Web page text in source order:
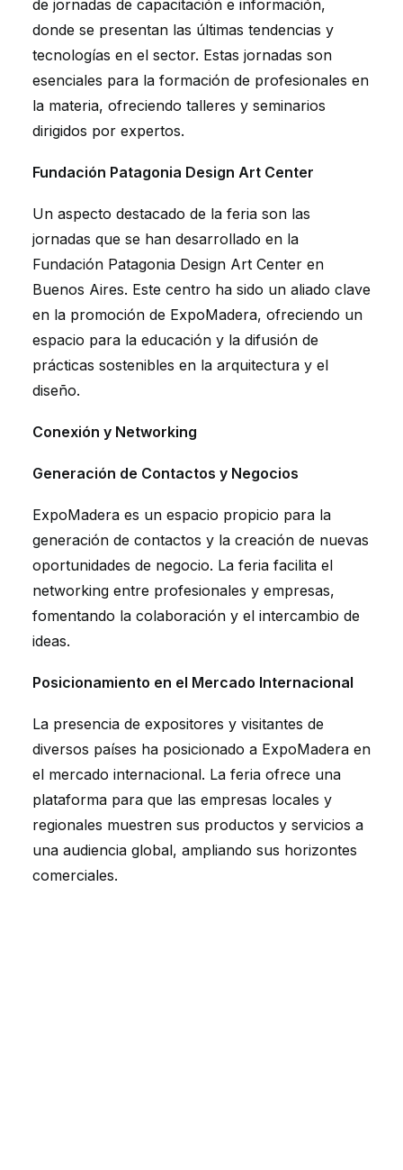
de jornadas de capacitación e información,
donde se presentan las últimas tendencias y
tecnologías en el sector. Estas jornadas son
esenciales para la formación de profesionales en
la materia, ofreciendo talleres y seminarios
dirigidos por expertos.
Fundación Patagonia Design Art Center
Un aspecto destacado de la feria son las
jornadas que se han desarrollado en la
Fundación Patagonia Design Art Center en
Buenos Aires. Este centro ha sido un aliado clave
en la promoción de ExpoMadera, ofreciendo un
espacio para la educación y la difusión de
prácticas sostenibles en la arquitectura y el
diseño.
Conexión y Networking
Generación de Contactos y Negocios
ExpoMadera es un espacio propicio para la
generación de contactos y la creación de nuevas
oportunidades de negocio. La feria facilita el
networking entre profesionales y empresas,
fomentando la colaboración y el intercambio de
ideas.
Posicionamiento en el Mercado Internacional
La presencia de expositores y visitantes de
diversos países ha posicionado a ExpoMadera en
el mercado internacional. La feria ofrece una
plataforma para que las empresas locales y
regionales muestren sus productos y servicios a
una audiencia global, ampliando sus horizontes
comerciales.